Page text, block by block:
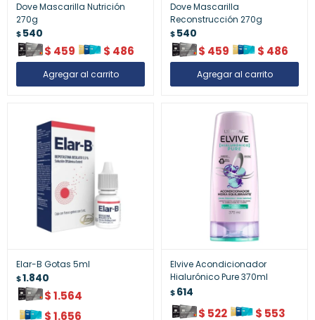
Dove Mascarilla Nutrición
270g
$540
$ 459 $ 486
Dove Mascarilla
Reconstrucción 270g
$540
$ 459 $ 486
Elar-B Gotas 5ml
$1.840
$1.564
$1.656
Elvive Acondicionador
Hialurónico Pure 370ml
$614
$ 522 $ 553